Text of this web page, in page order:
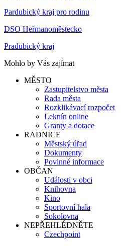
Pardubický kraj pro rodinu
DSO Heřmanoměstecko
Pradubický kraj
Mohlo by Vás zajímat
MĚSTO
Zastupitelstvo města
Rada města
Rozklikávací rozpočet
Leknín online
Granty a dotace
RADNICE
Městský úřad
Dokumenty
Povinné informace
OBČAN
Události v obci
Knihovna
Kino
Sportovní hala
Sokolovna
NEPŘEHLÉDNĚTE
Czechpoint